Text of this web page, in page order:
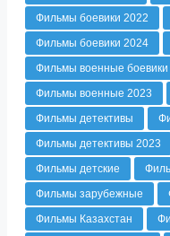
Фильмы боевики 2022
Фильмы боевики 2024
Фильмы военные боевики
Фильмы военные 2023
Фильмы детективы
Фильмы детективы 2023
Фильмы детские
Фильмы зарубежные
Фильмы Казахстан